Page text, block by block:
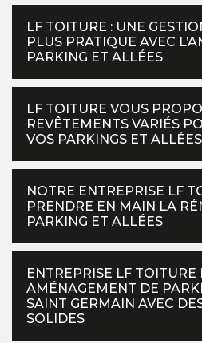
LF TOITURE : UNE
PLUS PRATIQUE AVEC
PARKING ET ALLÉES
LF TOITURE VOUS
REVÊTEMENTS VARIÉS
VOS PARKINGS ET ALLÉES
NOTRE ENTREPRISE LF
PRENDRE EN MAIN LA
PARKING ET ALLÉES
ENTREPRISE LF TOITURE
AMÉNAGEMENT DE
SAINT GERMAIN AVEC
SOLIDES